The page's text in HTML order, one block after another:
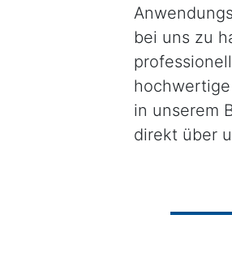
bei uns zu
in unserem
direkt über